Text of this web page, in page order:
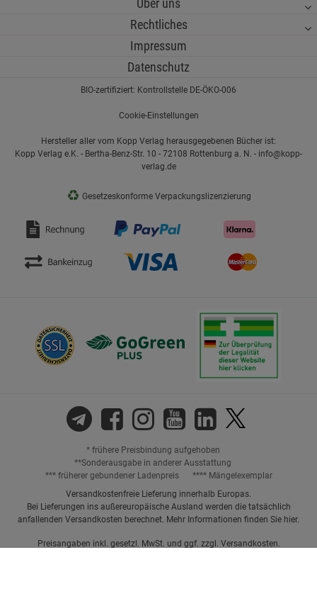
Über uns
Rechtliches
Impressum
Datenschutz
BIO-zertifiziert: Kontrollstelle DE-ÖKO-006
Cookie-Einstellungen
Hersteller aller vom Kopp Verlag herausgegebenen Bücher ist:
Kopp Verlag e.K. - Bertha-Benz-Str. 10 - 72108 Rottenburg a. N. - info@kopp-
verlag.de
♻ Gesetzeskonforme Verpackungslizenzierung
* frühere Preisbindung aufgehoben
**Sonderausgabe in anderer Ausstattung
*** früherer gebundener Ladenpreis
**** Mängelexemplar
Versandkostenfreie Lieferung innerhalb Europas.
Bei Lieferungen ins außereuropäische Ausland werden die tatsächlich
anfallenden Versandkosten berechnet. Mehr Informationen finden Sie hier.
Preisangaben inkl. gesetzl. MwSt. und ggf. zzgl. Versandkosten.